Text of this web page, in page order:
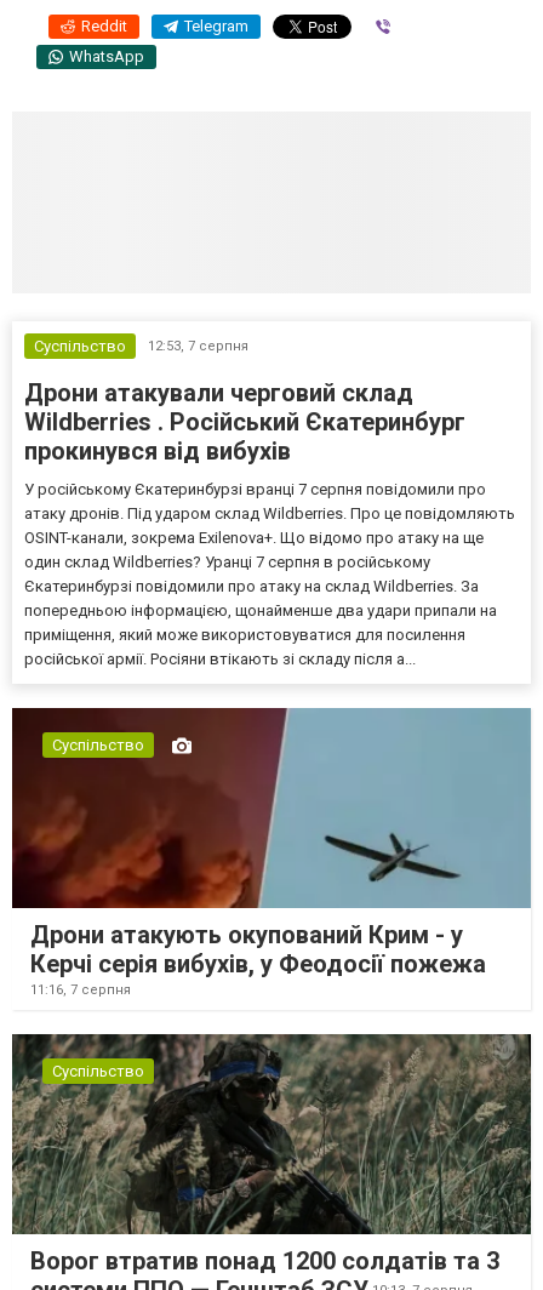
Reddit Telegram
WhatsApp
Суспільство 12:53, 7 серпня
Дрони атакували черговий склад
Wildberries . Російський Єкатеринбург
прокинувся від вибухів
У російському Єкатеринбурзі вранці 7 серпня повідомили про
атаку дронів. Під ударом склад Wildberries. Про це повідомляють
OSINT-канали, зокрема Exilenova+. Що відомо про атаку на ще
один склад Wildberries? Уранці 7 серпня в російському
Єкатеринбурзі повідомили про атаку на склад Wildberries. За
попередньою інформацією, щонайменше два удари припали на
приміщення, який може використовуватися для посилення
російської армії. Росіяни втікають зі складу після а...
Суспільство
Дрони атакують окупований Крим - у
Керчі серія вибухів, у Феодосії пожежа
11:16, 7 серпня
Суспільство
Ворог втратив понад 1200 солдатів та 3